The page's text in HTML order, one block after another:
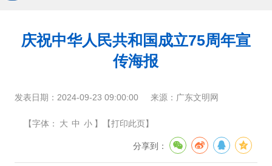
庆祝中华人民共和国成立75周年宣
传海报
发表日期： 2024-09-23 09:00:00 来源： 广东文明网
【字体： 大 中 小 】 【打印此页】
分享到：